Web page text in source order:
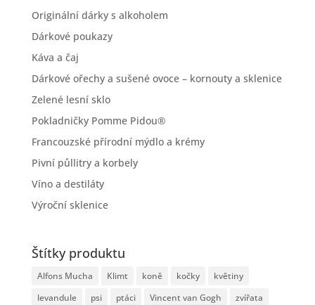
Originální dárky s alkoholem
Dárkové poukazy
Káva a čaj
Dárkové ořechy a sušené ovoce – kornouty a sklenice
Zelené lesní sklo
Pokladničky Pomme Pidou®
Francouzské přírodní mýdlo a krémy
Pivní půllitry a korbely
Víno a destiláty
Výroční sklenice
Štítky produktu
Alfons Mucha Klimt koně kočky
květiny
levandule
psi ptáci Vincent van Gogh
zvířata